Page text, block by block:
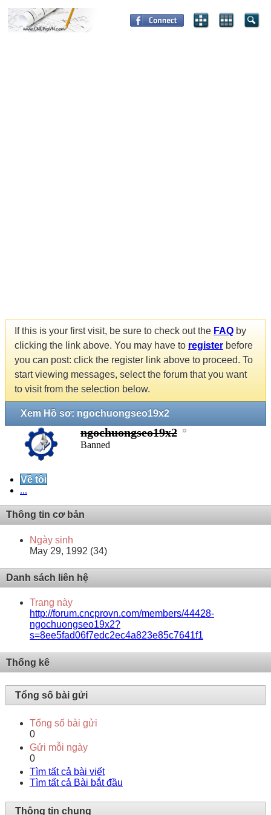
If this is your first visit, be sure to check out the FAQ by
clicking the link above. You may have to register before
you can post: click the register link above to proceed. To
start viewing messages, select the forum that you want
to visit from the selection below.
Xem Hồ sơ: ngochuongseo19x2
ngochuongseo19x2
Banned
Về tôi
...
Thông tin cơ bản
Ngày sinh
May 29, 1992 (34)
Danh sách liên hệ
Trang này
http://forum.cncprovn.com/members/44428-
ngochuongseo19x2?
s=8ee5fad06f7edc2ec4a823e85c7641f1
Thống kê
Tổng số bài gửi
Tổng số bài gửi
0
Gửi mỗi ngày
0
Tìm tất cả bài viết
Tìm tất cả Bài bắt đầu
Thông tin chung